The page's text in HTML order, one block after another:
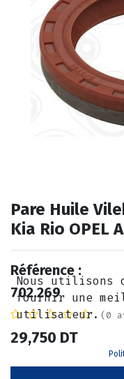
Pare Huile
Kia Rio OPEL
Référence :
702.269
(0
29,750 DT
Nous utilisons
fournir une
utilisateur.